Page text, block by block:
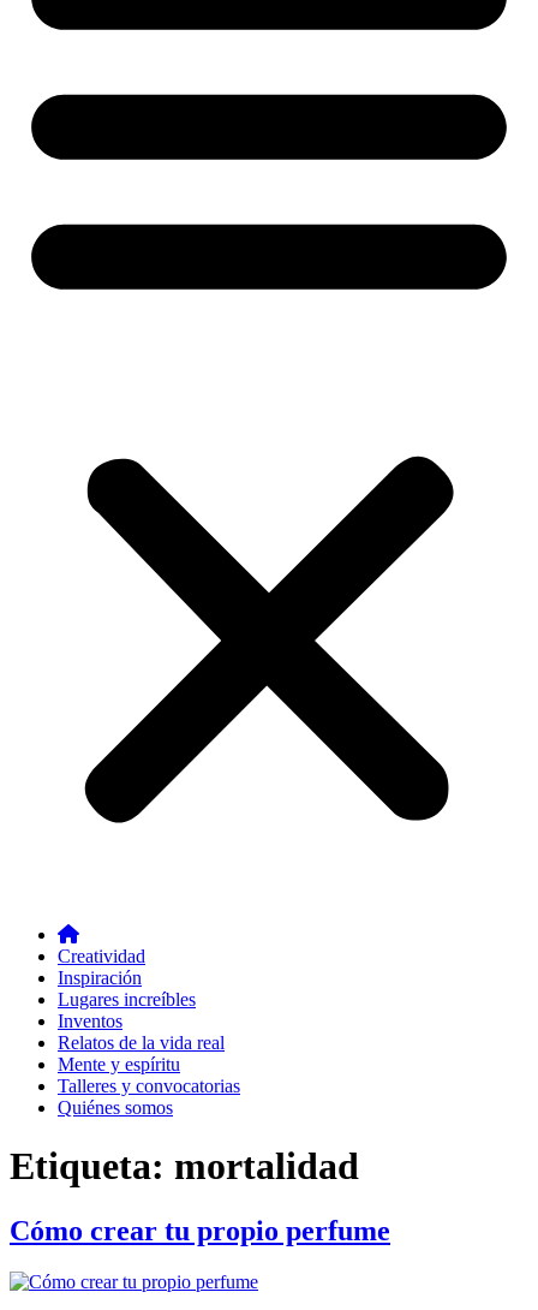
Creatividad
Inspiración
Lugares increíbles
Inventos
Relatos de la vida real
Mente y espíritu
Talleres y convocatorias
Quiénes somos
Etiqueta: mortalidad
Cómo crear tu propio perfume